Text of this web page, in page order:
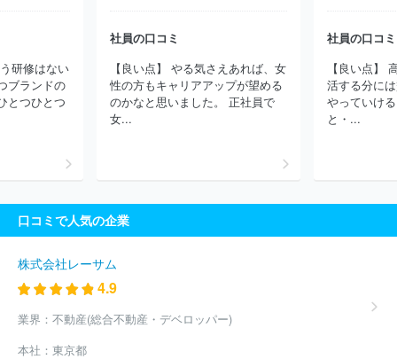
ヴァレンティノジャパン株式会社
株式会社リボーンカンパニー
イレム株式会社
株式会社ＳＲＬ 福岡セラビ株式会社
本多タオ
ル株式会社
ほか(1850件)
研修はない
ブランドの
とつひとつ
社員の口コミ
【良い点】 やる気さえあれば、女
性の方もキャリアアップが望める
のかなと思いました。 正社員で
女...
社員の口コミ
【良い点】
活する分に
やっていけ
と・...
口コミで人気の企業
株式会社レーサム
4.9
業界： 不動産(総合不動産・デベロッパー)
本社： 東京都